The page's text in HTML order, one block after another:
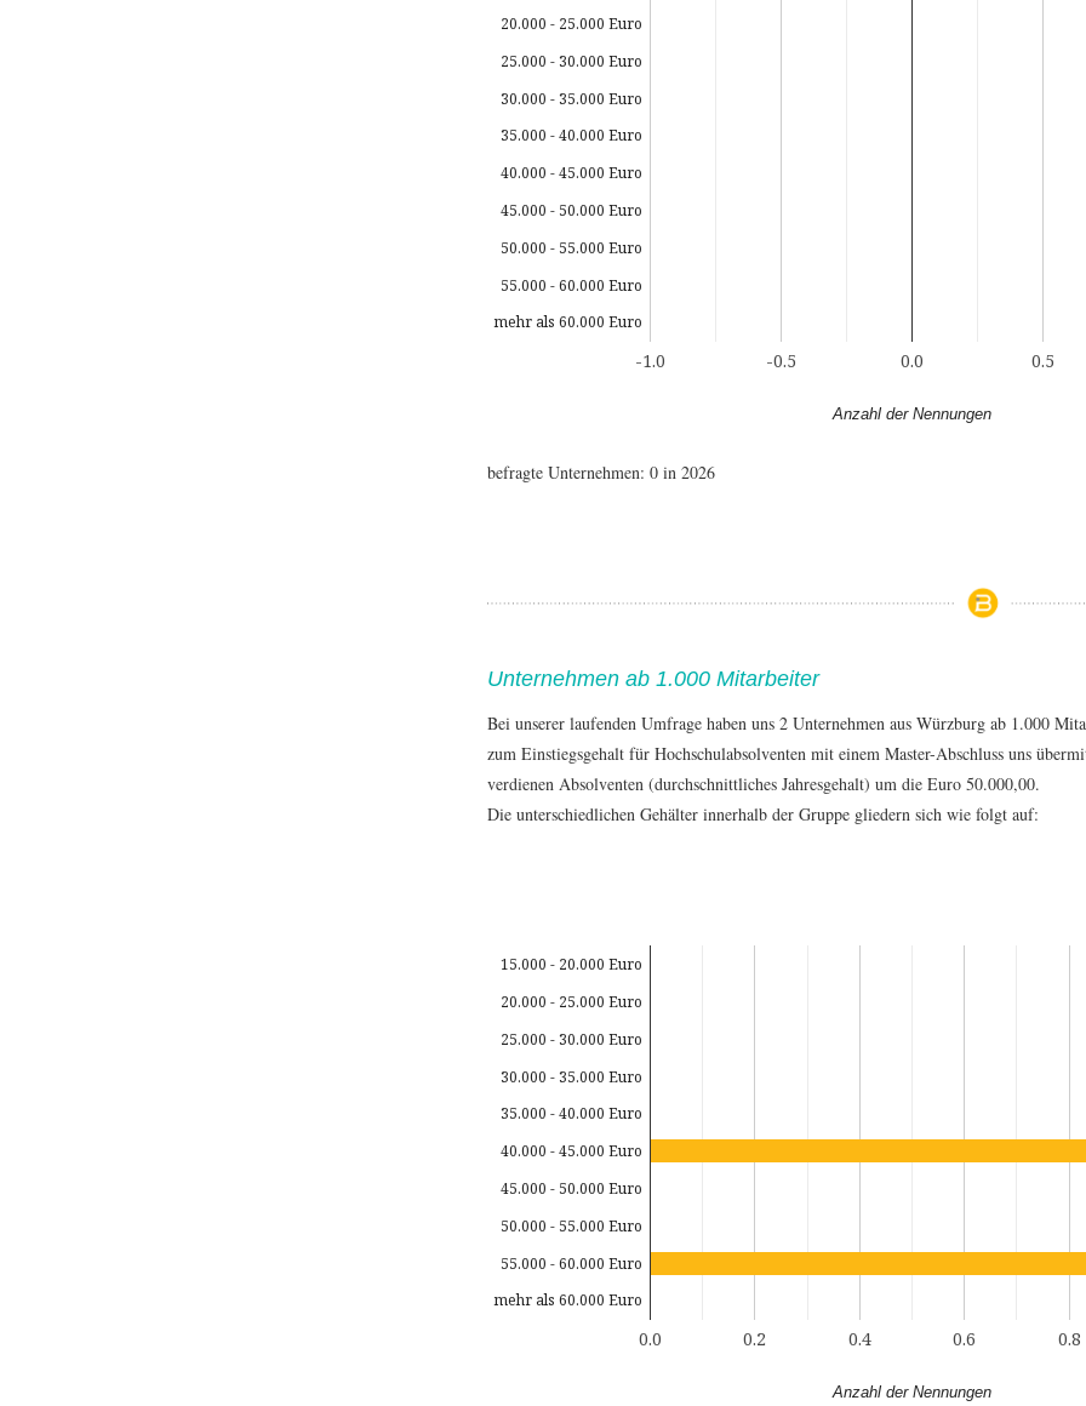
-1.0 -0.5 0.0 0.5
20.000 - 25.000 Euro
25.000 - 30.000 Euro
30.000 - 35.000 Euro
35.000 - 40.000 Euro
40.000 - 45.000 Euro
45.000 - 50.000 Euro
50.000 - 55.000 Euro
55.000 - 60.000 Euro
mehr als 60.000 Euro
Anzahl der Nennungen
befragte Unternehmen: 0 in 2026
Unternehmen ab 1.000 Mitarbeiter
Bei unserer laufenden Umfrage haben uns 2 Unternehmen aus Würzburg ab 1.000
zum Einstiegsgehalt für Hochschulabsolventen mit einem Master-Abschluss uns
verdienen Absolventen (durchschnittliches Jahresgehalt) um die Euro 50.000,00.
Die unterschiedlichen Gehälter innerhalb der Gruppe gliedern sich wie folgt auf:
0.0 0.2 0.4 0.6 0.8
15.000 - 20.000 Euro
20.000 - 25.000 Euro
25.000 - 30.000 Euro
30.000 - 35.000 Euro
35.000 - 40.000 Euro
40.000 - 45.000 Euro
45.000 - 50.000 Euro
50.000 - 55.000 Euro
55.000 - 60.000 Euro
mehr als 60.000 Euro
Anzahl der Nennungen